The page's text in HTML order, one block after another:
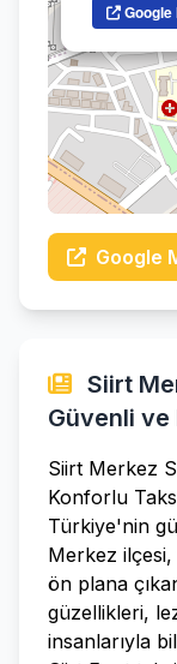
Google
Siirt
Güvenli
Siirt Merkez
Konforlu
Türkiye'nin
Merkez
ön plana
güzellikleri,
insanlarıyla